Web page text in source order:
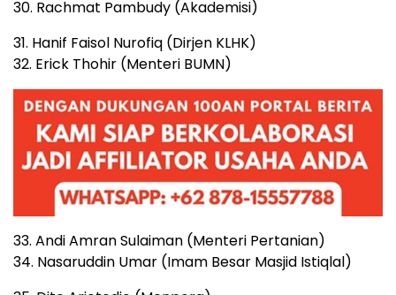
30. Rachmat Pambudy (Akademisi)
31. Hanif Faisol Nurofiq (Dirjen KLHK)
32. Erick Thohir (Menteri BUMN)
33. Andi Amran Sulaiman (Menteri Pertanian)
34. Nasaruddin Umar (Imam Besar Masjid Istiqlal)